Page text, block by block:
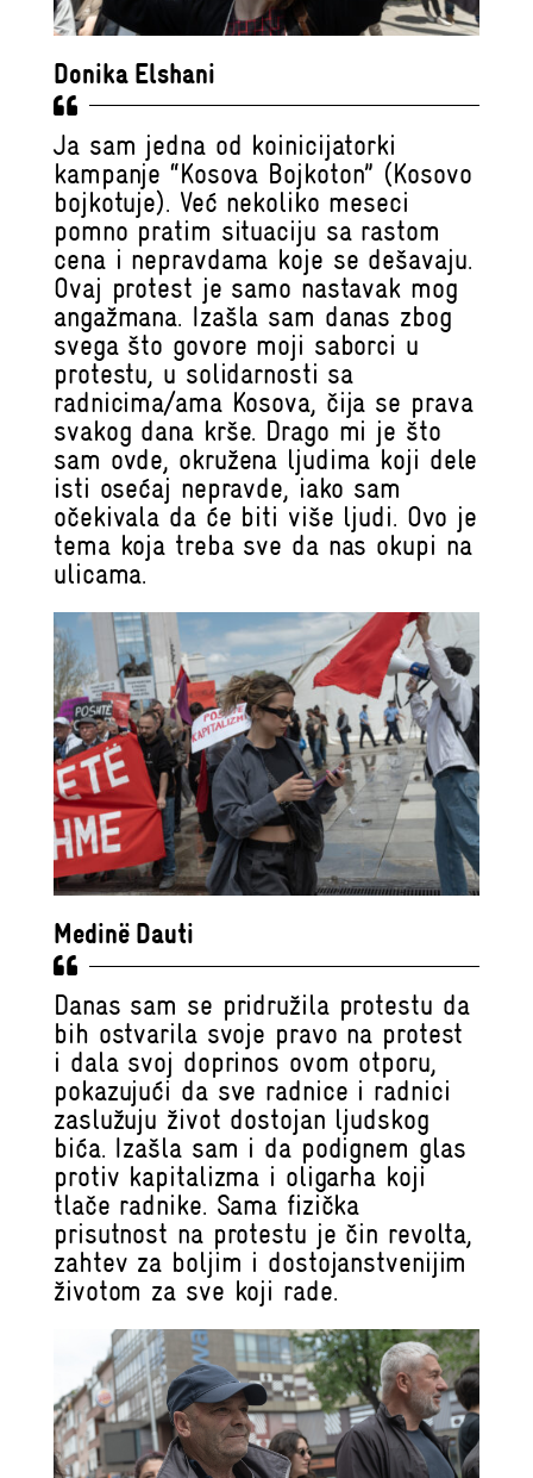
Donika Elshani
Ja sam jedna od koinicijatorki
kampanje “Kosova Bojkoton” (Kosovo
bojkotuje). Već nekoliko meseci
pomno pratim situaciju sa rastom
cena i nepravdama koje se dešavaju.
Ovaj protest je samo nastavak mog
angažmana. Izašla sam danas zbog
svega što govore moji saborci u
protestu, u solidarnosti sa
radnicima/ama Kosova, čija se prava
svakog dana krše. Drago mi je što
sam ovde, okružena ljudima koji dele
isti osećaj nepravde, iako sam
očekivala da će biti više ljudi. Ovo je
tema koja treba sve da nas okupi na
ulicama.
Medinë Dauti
Danas sam se pridružila protestu da
bih ostvarila svoje pravo na protest
i dala svoj doprinos ovom otporu,
pokazujući da sve radnice i radnici
zaslužuju život dostojan ljudskog
bića. Izašla sam i da podignem glas
protiv kapitalizma i oligarha koji
tlače radnike. Sama fizička
prisutnost na protestu je čin revolta,
zahtev za boljim i dostojanstvenijim
životom za sve koji rade.